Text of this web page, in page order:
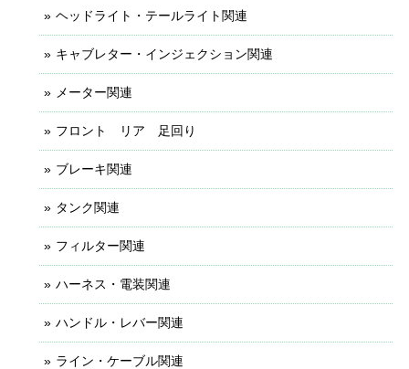
ヘッドライト・テールライト関連
キャブレター・インジェクション関連
メーター関連
フロント リア 足回り
ブレーキ関連
タンク関連
フィルター関連
ハーネス・電装関連
ハンドル・レバー関連
ライン・ケーブル関連